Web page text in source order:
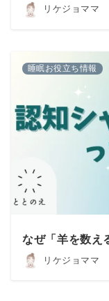
リケジョママ
睡眠お役立ち情報
なぜ「羊を数え
リケジョママ